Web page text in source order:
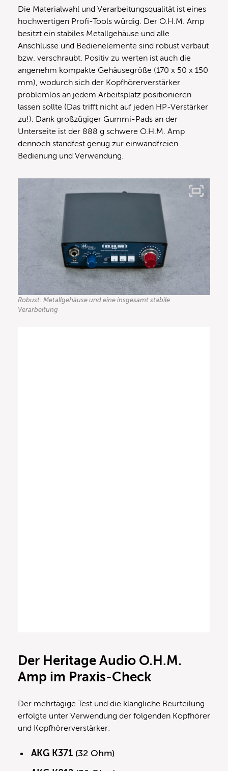
Die Materialwahl und Verarbeitungsqualität ist eines
hochwertigen Profi-Tools würdig. Der O.H.M. Amp
besitzt ein stabiles Metallgehäuse und alle
Anschlüsse und Bedienelemente sind robust verbaut
bzw. verschraubt. Positiv zu werten ist auch die
angenehm kompakte Gehäusegröße (170 x 50 x 150
mm), wodurch sich der Kopfhörerverstärker
problemlos an jedem Arbeitsplatz positionieren
lassen sollte (Das trifft nicht auf jeden HP-Verstärker
zu!). Dank großzügiger Gummi-Pads an der
Unterseite ist der 888 g schwere O.H.M. Amp
dennoch standfest genug zur einwandfreien
Bedienung und Verwendung.
Robust: Metallgehäuse und eine insgesamt stabile
Verarbeitung
Der Heritage Audio O.H.M.
Amp im Praxis-Check
Der mehrtägige Test und die klangliche Beurteilung
erfolgte unter Verwendung der folgenden Kopfhörer
und Kopfhörerverstärker:
AKG K371 (32 Ohm)